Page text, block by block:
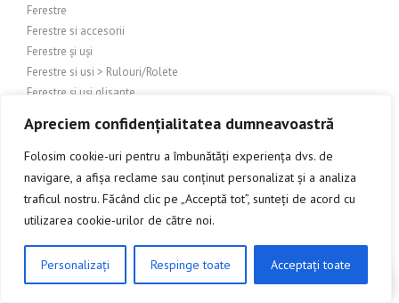
Apreciem confidențialitatea dumneavoastră
Folosim cookie-uri pentru a îmbunătăți experiența dvs. de
navigare, a afișa reclame sau conținut personalizat și a analiza
traficul nostru. Făcând clic pe „Acceptă tot”, sunteți de acord cu
utilizarea cookie-urilor de către noi.
Personalizați Respinge toate Acceptați toate
Ferestre
Ferestre si accesorii
Ferestre și uși
Ferestre si usi > Rulouri/Rolete
Ferestre și uși glisante
FERESTRE SI USI TERMOPAN
FERESTRE SI USI TERMOPANE
Ferestre termopan
Ferestre termopane
Ferestre, usi si accesorii
FERONERIE SI ACCESORII
CLICK AICI PENTRU A DISCUTA